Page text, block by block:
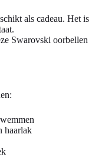
als cadeau. Het is
Swarovski oorbellen
haarlak